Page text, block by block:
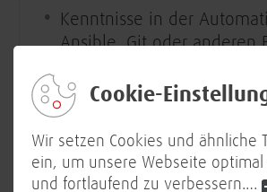
Cookie-
Wir setzen Cookies und ähnliche
ein, um unsere Webseite
und fortlaufend zu verbessern.…
Kenntnisse in der
Ansible, Git oder anderen
Idealerweise Know How
Strategisches
Durchsetzungsstärke sowie